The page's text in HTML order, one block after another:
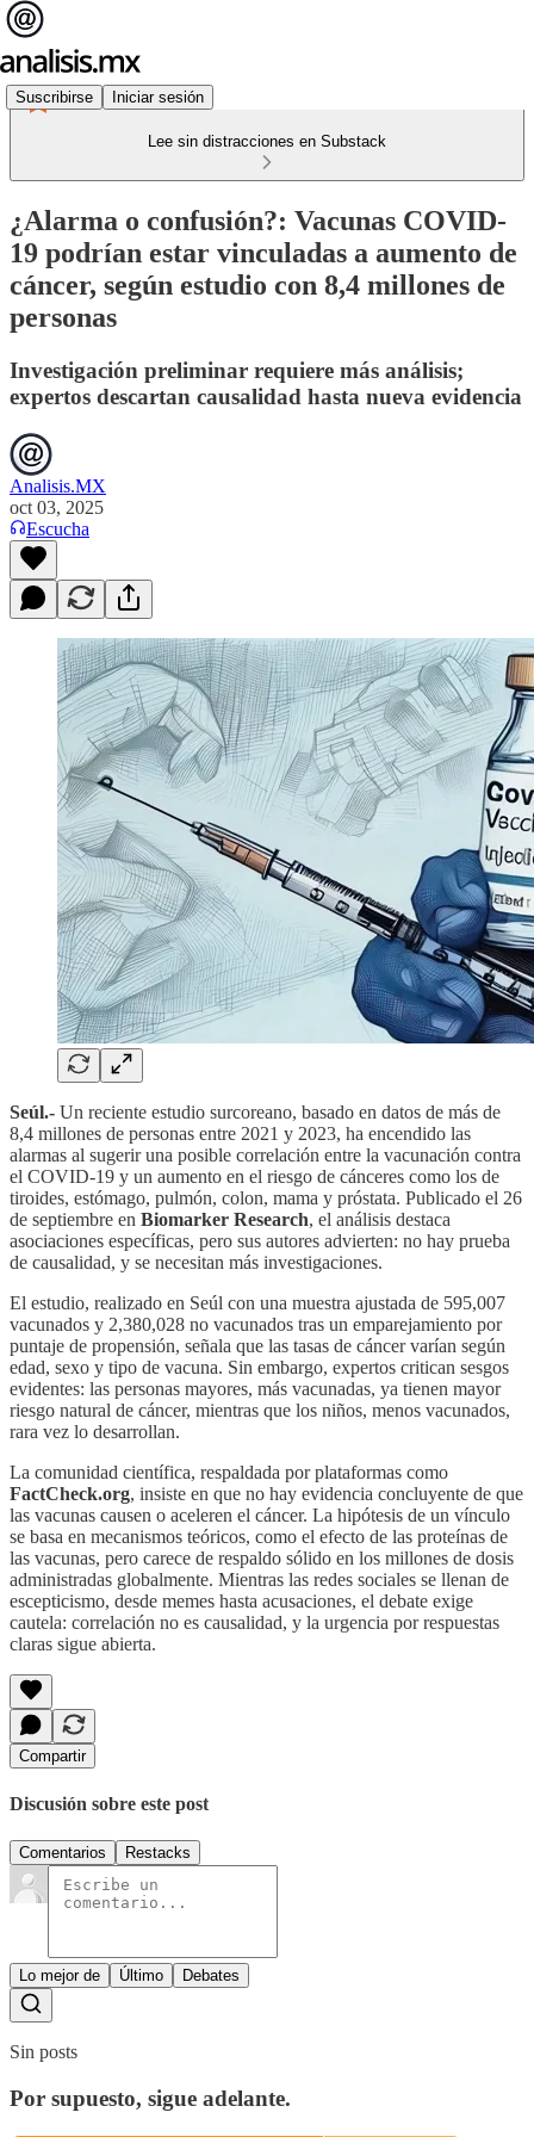
Suscribirse Iniciar sesión
Lee sin distracciones en Substack
¿Alarma o confusión?: Vacunas COVID-
19 podrían estar vinculadas a aumento de
cáncer, según estudio con 8,4 millones de
personas
Investigación preliminar requiere más análisis;
expertos descartan causalidad hasta nueva evidencia
Analisis.MX
oct 03, 2025
Escucha
Seúl.- Un reciente estudio surcoreano, basado en datos de más de
8,4 millones de personas entre 2021 y 2023, ha encendido las
alarmas al sugerir una posible correlación entre la vacunación contra
el COVID-19 y un aumento en el riesgo de cánceres como los de
tiroides, estómago, pulmón, colon, mama y próstata. Publicado el 26
de septiembre en Biomarker Research, el análisis destaca
asociaciones específicas, pero sus autores advierten: no hay prueba
de causalidad, y se necesitan más investigaciones.
El estudio, realizado en Seúl con una muestra ajustada de 595,007
vacunados y 2,380,028 no vacunados tras un emparejamiento por
puntaje de propensión, señala que las tasas de cáncer varían según
edad, sexo y tipo de vacuna. Sin embargo, expertos critican sesgos
evidentes: las personas mayores, más vacunadas, ya tienen mayor
riesgo natural de cáncer, mientras que los niños, menos vacunados,
rara vez lo desarrollan.
La comunidad científica, respaldada por plataformas como
FactCheck.org, insiste en que no hay evidencia concluyente de que
las vacunas causen o aceleren el cáncer. La hipótesis de un vínculo
se basa en mecanismos teóricos, como el efecto de las proteínas de
las vacunas, pero carece de respaldo sólido en los millones de dosis
administradas globalmente. Mientras las redes sociales se llenan de
escepticismo, desde memes hasta acusaciones, el debate exige
cautela: correlación no es causalidad, y la urgencia por respuestas
claras sigue abierta.
Compartir
Discusión sobre este post
Comentarios Restacks
Lo mejor de Último Debates
Sin posts
Por supuesto, sigue adelante.